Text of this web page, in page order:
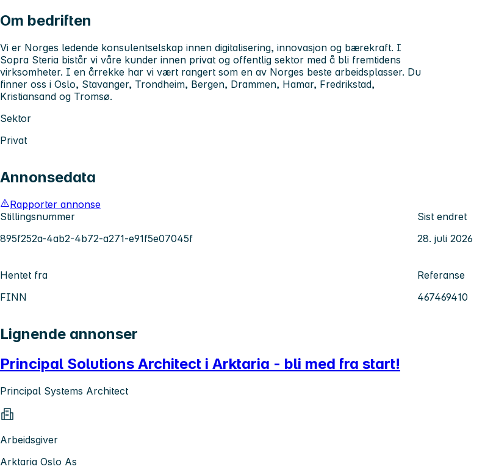
Om bedriften
Vi er Norges ledende konsulentselskap innen digitalisering, innovasjon og bærekraft. I
Sopra Steria bistår vi våre kunder innen privat og offentlig sektor med å bli fremtidens
virksomheter. I en årrekke har vi vært rangert som en av Norges beste arbeidsplasser. Du
finner oss i Oslo, Stavanger, Trondheim, Bergen, Drammen, Hamar, Fredrikstad,
Kristiansand og Tromsø.
Sektor
Privat
Annonsedata
Rapporter annonse
Stillingsnummer
895f252a-4ab2-4b72-a271-e91f5e07045f
Sist endret
28. juli 2026
Hentet fra
FINN
Referanse
467469410
Lignende annonser
Principal Solutions Architect i Arktaria - bli med fra start!
Principal Systems Architect
Arbeidsgiver
Arktaria Oslo As